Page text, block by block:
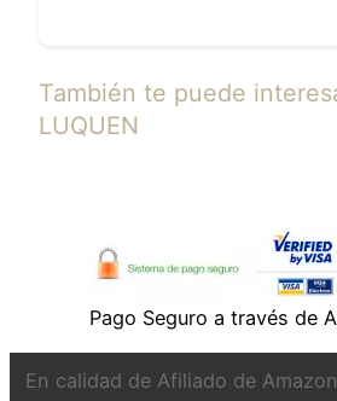
También te puede
LUQUEN
Pago Seguro a través de
En calidad de Afiliado de